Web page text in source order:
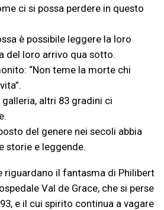
ci si possa perdere in questo
è possibile leggere la loro
del loro arrivo qua sotto.
“Non teme la morte chi
galleria, altri 83 gradini ci
del genere nei secoli abbia
storie e leggende.
riguardano il fantasma di Philibert
Val de Grace, che si perse
e il cui spirito continua a vagare